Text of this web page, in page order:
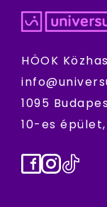
HÖOK
1095
10-es
Facebook
TikTok